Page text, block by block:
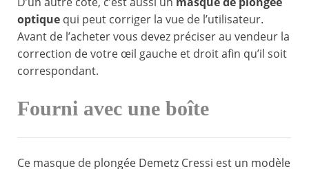
optique qui peut corriger la vue de l’utilisateur.
Avant de l’acheter vous devez préciser au vendeur la
correction de votre œil gauche et droit afin qu’il soit
correspondant.
Fourni avec une boîte
Ce masque de plongée Demetz Cressi est un modèle